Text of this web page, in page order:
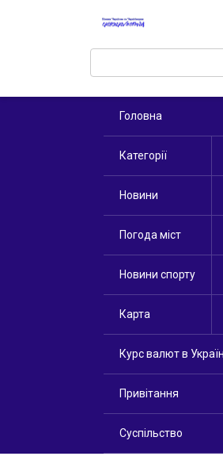
Поиск:
Головна
Категорії
Новини
Погода міст
Новини спорту
Карта
Курс валют в
Привітання
Суспільство